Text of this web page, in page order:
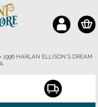
1996 HARLAN ELLISON'S DREAM